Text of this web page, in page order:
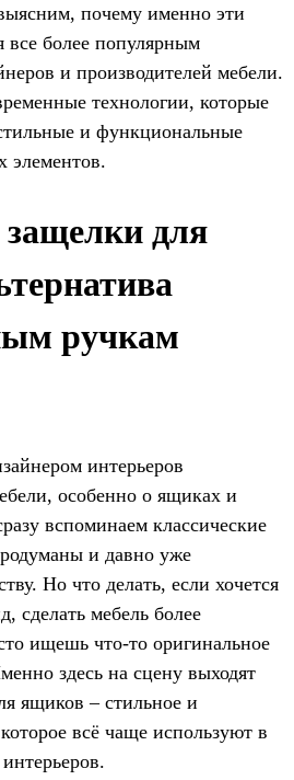
почему именно эти
все более популярным
и производителей мебели.
технологии, которые
и функциональные
элементов.
для
ручкам
интерьеров
особенно о ящиках и
вспоминаем классические
и давно уже
Но что делать, если хочется
сделать мебель более
ищешь что-то оригинальное
здесь на сцену выходят
ящиков – стильное и
всё чаще используют в